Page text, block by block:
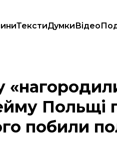
ТекстиДумкиВідео
з дому. Маршалок Сейму
Польщі
побили